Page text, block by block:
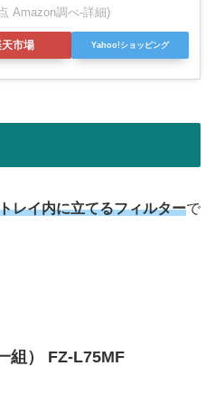
Amazon調べ-詳細)
天市場 Yahoo!ショッピング
レイ内に立てるフィルターで
組） FZ-L75MF